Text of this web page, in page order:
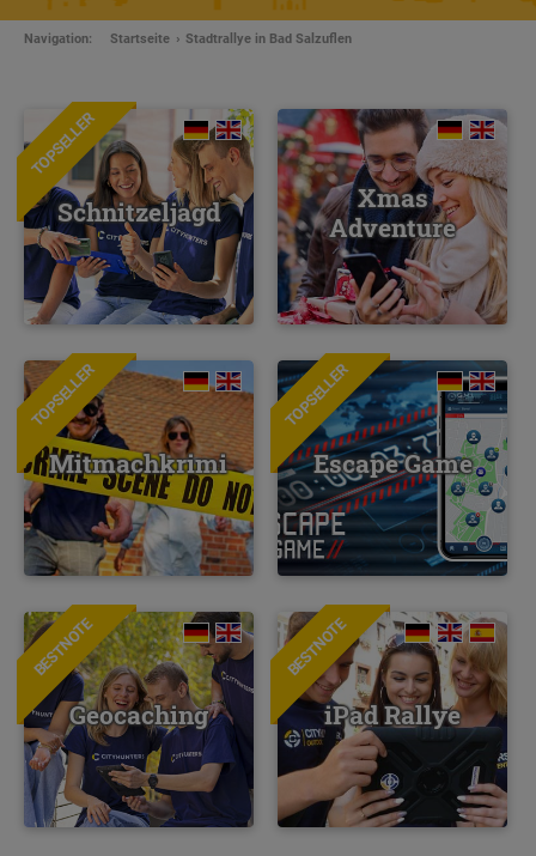
Navigation: Startseite Stadtrallye in Bad Salzuflen
TOPSELLER
Schnitzeljagd
Xmas
Adventure
TOPSELLER
Mitmachkrimi
NEU
TOPSELLER
Escape Game
BESTNOTE
Geocaching
BESTNOTE
iPad Rallye